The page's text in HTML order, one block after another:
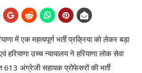
में एक महत्वपूर्ण भर्ती प्रक्रिया को लेकर बड़ा
उच्च न्यायालय ने हरियाणा लोक सेवा
613 अंग्रेजी सहायक प्रोफेसरों की भर्ती